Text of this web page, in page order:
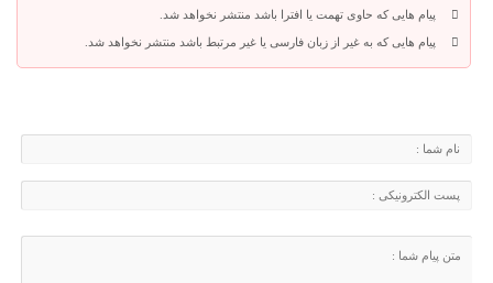
پیام هایی که حاوی تهمت یا افترا باشد منتشر نخواهد شد.
پیام هایی که به غیر از زبان فارسی یا غیر مرتبط باشد منتشر نخواهد شد.